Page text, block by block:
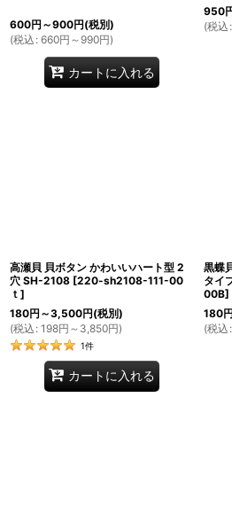
600円 ～900円(税別)
(税込 : 660円 ～990円)
カートに入れる
950
(税込 :
高瀬貝 貝ボタン かわいいハート型 2
穴 SH-2108 [220-sh2108-111-00
ｔ ]
180円 ～3,500円(税別)
(税込 : 198円 ～3,850円)
1件
カートに入れる
黒蝶
タイ
00B]
180円
(税込 :